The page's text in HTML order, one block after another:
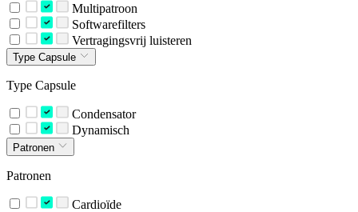
Multipatroon
Softwarefilters
Vertragingsvrij luisteren
Type Capsule
Type Capsule
Condensator
Dynamisch
Patronen
Patronen
Cardioïde